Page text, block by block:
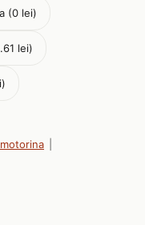
(0 lei)
lei)